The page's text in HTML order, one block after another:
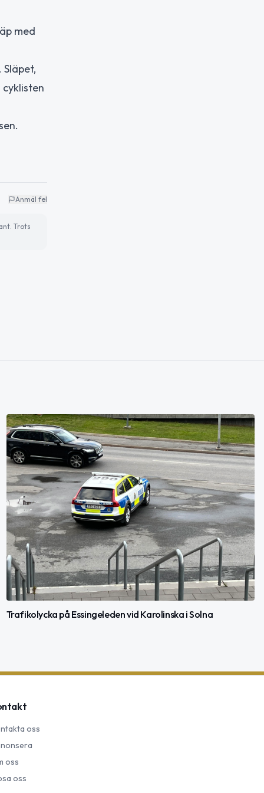
med
. Släpet,
Anmäl fel
Trots
Trafikolycka på Essingeleden vid Karolinska i Solna
oss
oss
oss